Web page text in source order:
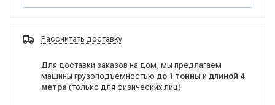
Рассчитать доставку
Для доставки заказов на дом, мы предлагаем
машины грузоподъемностью до 1 тонны и длиной 4
метра (только для физических лиц)